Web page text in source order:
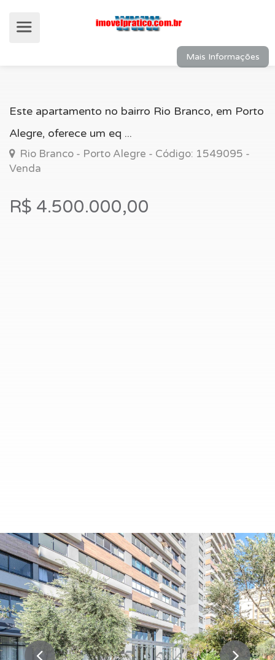
Este apartamento no bairro Rio Branco, em Porto
Alegre, oferece um eq ...
Rio Branco - Porto Alegre - Código: 1549095 -
Venda
R$ 4.500.000,00
Mais Informações